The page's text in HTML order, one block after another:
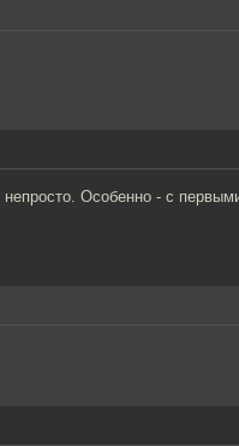
Особенно - с